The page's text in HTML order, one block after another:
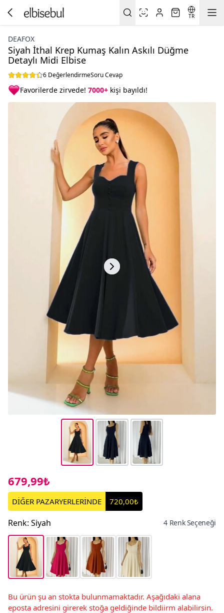
TR
DEAFOX
Siyah İthal Krep Kumaş Kalın Askılı Düğme
Detaylı Midi Elbise
6 DeğerlendirmeSoru Cevap
Favorilerde zirvede! 7000+ kişi bayıldı!
679,99₺
DİĞER PAZARYERLERİNDE 720,00₺
Renk: Siyah 4 Renk Seçeneği
Bu ürün şu an stokta bulunmamaktadır. Aşağıdaki alana
eposta adresini girerek stoğa geldiğinde bildiirm alabilirsin.